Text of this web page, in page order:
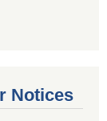
Notices